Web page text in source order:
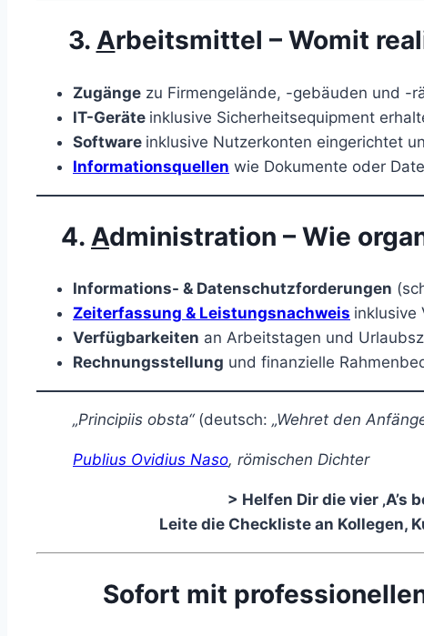
3. Arbeitsmittel – Womit
Zugänge zu Firmengelände, -gebäuden und -
IT-Geräte inklusive Sicherheitsequipment
Software inklusive Nutzerkonten eingerichtet
Informationsquellen wie Dokumente oder
4. Administration – Wie
Informations- & Datenschutzforderungen
Zeiterfassung & Leistungsnachweis inklusive
Verfügbarkeiten an Arbeitstagen und
Rechnungsstellung und finanzielle
„Principiis obsta“(deutsch: „Wehret den
Publius Ovidius Naso, römischen Dichter
> Helfen Dir die vier ‚A’s
Leite die Checkliste an Kollegen,
Sofort mit